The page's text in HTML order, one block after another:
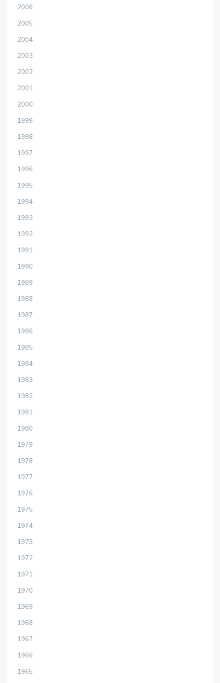
2006
2005
2004
2003
2002
2001
2000
1999
1998
1997
1996
1995
1994
1993
1992
1991
1990
1989
1988
1987
1986
1985
1984
1983
1982
1981
1980
1979
1978
1977
1976
1975
1974
1973
1972
1971
1970
1969
1968
1967
1966
1965